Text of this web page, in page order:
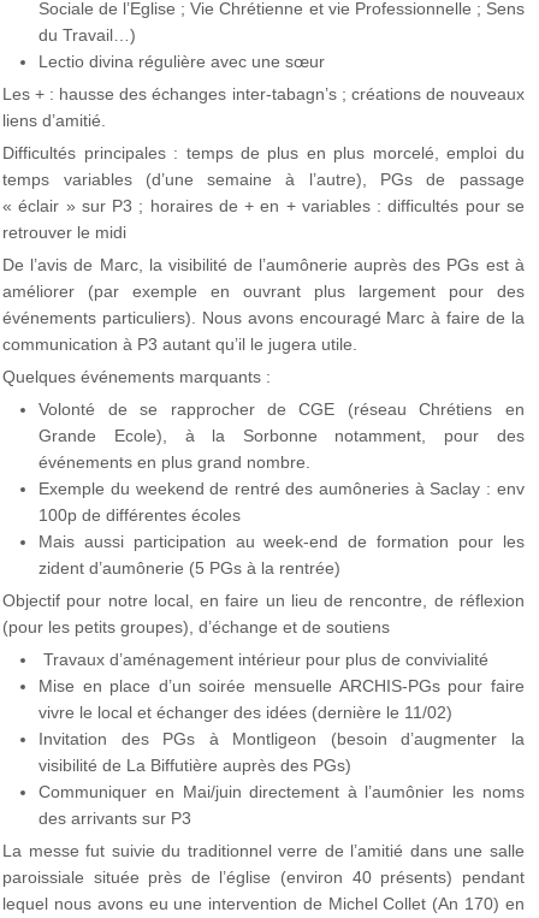
Sociale de l’Eglise ; Vie Chrétienne et vie Professionnelle ; Sens
du Travail…)
Lectio divina régulière avec une sœur
Les + : hausse des échanges inter-tabagn’s ; créations de nouveaux
liens d’amitié.
Difficultés principales : temps de plus en plus morcelé, emploi du
temps variables (d’une semaine à l’autre), PGs de passage
« éclair » sur P3 ; horaires de + en + variables : difficultés pour se
retrouver le midi
De l’avis de Marc, la visibilité de l’aumônerie auprès des PGs est à
améliorer (par exemple en ouvrant plus largement pour des
événements particuliers). Nous avons encouragé Marc à faire de la
communication à P3 autant qu’il le jugera utile.
Quelques événements marquants :
Volonté de se rapprocher de CGE (réseau Chrétiens en
Grande Ecole), à la Sorbonne notamment, pour des
événements en plus grand nombre.
Exemple du weekend de rentré des aumôneries à Saclay : env
100p de différentes écoles
Mais aussi participation au week-end de formation pour les
zident d’aumônerie (5 PGs à la rentrée)
Objectif pour notre local, en faire un lieu de rencontre, de réflexion
(pour les petits groupes), d’échange et de soutiens
Travaux d’aménagement intérieur pour plus de convivialité
Mise en place d’un soirée mensuelle ARCHIS-PGs pour faire
vivre le local et échanger des idées (dernière le 11/02)
Invitation des PGs à Montligeon (besoin d’augmenter la
visibilité de La Biffutière auprès des PGs)
Communiquer en Mai/juin directement à l’aumônier les noms
des arrivants sur P3
La messe fut suivie du traditionnel verre de l’amitié dans une salle
paroissiale située près de l’église (environ 40 présents) pendant
lequel nous avons eu une intervention de Michel Collet (An 170) en